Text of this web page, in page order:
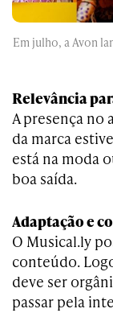
Em julho, a Avon
Relevância
A presença no
da marca
está na moda
boa saída.
Adaptação e
O Musical.ly
conteúdo.
deve ser
passar pela